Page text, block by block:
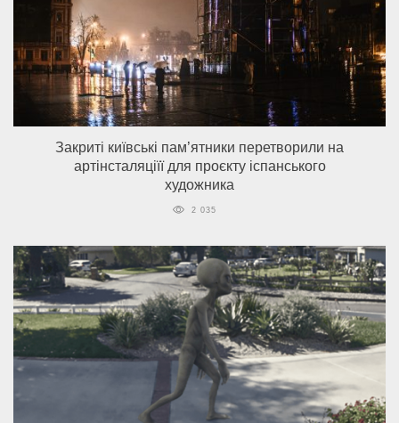
Закриті київські пам’ятники перетворили на
артінсталяціїї для проєкту іспанського
художника
2 035